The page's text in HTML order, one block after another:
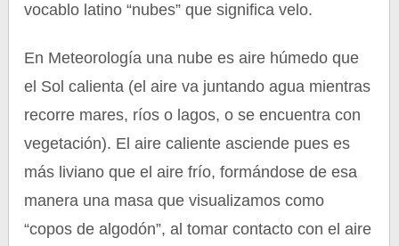
vocablo latino “nubes” que significa velo.
En Meteorología una nube es aire húmedo que
el Sol calienta (el aire va juntando agua mientras
recorre mares, ríos o lagos, o se encuentra con
vegetación). El aire caliente asciende pues es
más liviano que el aire frío, formándose de esa
manera una masa que visualizamos como
“copos de algodón”, al tomar contacto con el aire